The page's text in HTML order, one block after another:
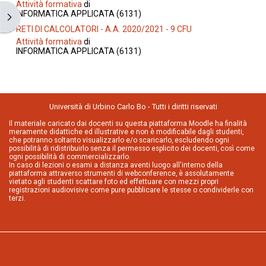
Открыть боковую панель
Attività formativa di
INFORMATICA APPLICATA (6131)
RETI DI CALCOLATORI - A.A. 2020/2021 - 9 CFU
Attività formativa di
INFORMATICA APPLICATA (6131)
Università di Urbino Carlo Bo - Tutti i diritti riservati
Il materiale caricato dai docenti su questa piattaforma Moodle ha finalità
meramente didattiche ed illustrative e non è modificabile dagli studenti,
che potranno soltanto visualizzarlo e/o scaricarlo, escludendo ogni
possibilità di ridistribuirlo senza il permesso esplicito dei docenti, così come
ogni possibilità di commercializzarlo.
In caso di lezioni o esami a distanza aventi luogo all'interno della
piattaforma attraverso strumenti di webconference, è assolutamente
vietato agli studenti scattare foto ed effettuare con mezzi propri
registrazioni audiovisive come pure pubblicare le stesse o condividerle con
terzi.